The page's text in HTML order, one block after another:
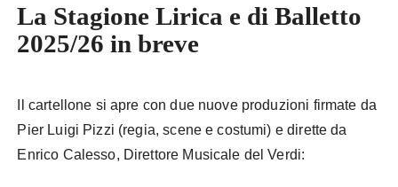
La Stagione Lirica e di Balletto
2025/26 in breve
Il cartellone si apre con due nuove produzioni firmate da
Pier Luigi Pizzi (regia, scene e costumi) e dirette da
Enrico Calesso, Direttore Musicale del Verdi: